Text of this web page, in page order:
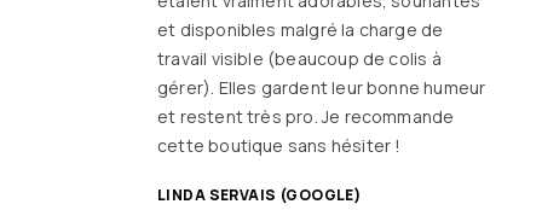
morphologies
et ça fait très
longtemps que j’y vais (depuis le début
ou quasiment) J’adore y faire un tour et
on ne sort jamais (ou presque) sans rien